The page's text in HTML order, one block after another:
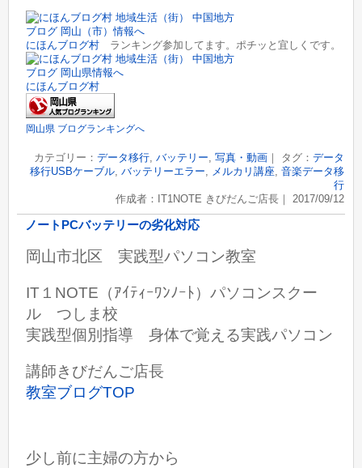
にほんブログ村 ランキング参加してます。ポチッと宜しくです。
にほんブログ村
岡山県 ブログランキングへ
カテゴリー： データ移行, バッテリー 写真・動画｜ タグ： データ
移行USBケーブル, バッテリーエラー メルカリ講座, 音楽データ移
行
作成者：IT1NOTE きびだんご店長｜ 2017/09/12
ノートPCバッテリーの劣化対応
岡山市北区 実践型パソコン教室
IT１NOTE（ｱｲﾃｨｰﾜﾝﾉｰﾄ）パソコンスクー
ル つしま校
実践型個別指導 身体で覚える実践パソコン
講師きびだんご店長
教室ブログTOP
少し前に主婦の方から